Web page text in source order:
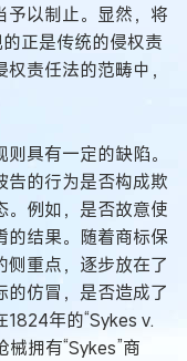
予以制止。显然，将
正是传统的侵权责
责任法的范畴中，
具有一定的缺陷。
告的行为是否构成欺
。例如，是否故意使
的结果。随着商标保
侧重点，逐步放在了
的仿冒，是否造成了
年的“Sykes v.
拥有“Sykes”商